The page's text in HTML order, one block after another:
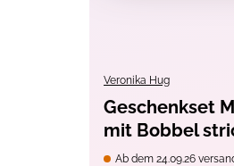
Veronika Hug
Geschenkset
mit Bobbel
2026)
Ab dem 24.09.26